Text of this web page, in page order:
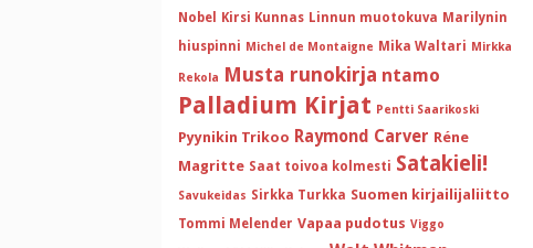
Nobel
Kirsi Kunnas Linnun muotokuva Marilynin
hiuspinni Michel de Montaigne Mika Waltari Mirkka
Rekola Musta runokirja ntamo
Palladium Kirjat Pentti Saarikoski
Pyynikin Trikoo Raymond Carver Réne
Magritte Saat toivoa kolmesti Satakieli!
Savukeidas Sirkka Turkka Suomen kirjailijaliitto
Tommi Melender Vapaa pudotus Viggo